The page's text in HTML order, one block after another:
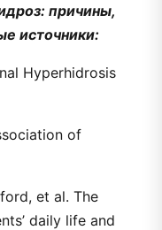
причины,
источники:
Hyperhidrosis
of
et al. The
daily life and